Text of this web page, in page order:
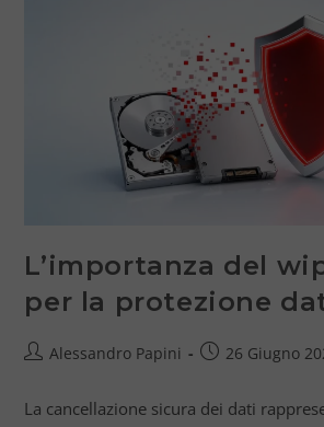
L’importanza del
per la protezione
Alessandro Papini 26 Giugno
La cancellazione sicura dei dati